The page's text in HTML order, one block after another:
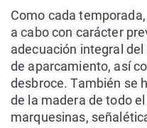
Como cada
a cabo con carácter
adecuación integral
de aparcamiento, así
desbroce. También se
de la madera de todo
marquesinas,